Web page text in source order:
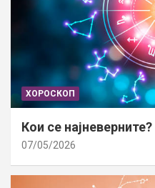
ХОРОСКОП
Кои се најневерните?
07/05/2026